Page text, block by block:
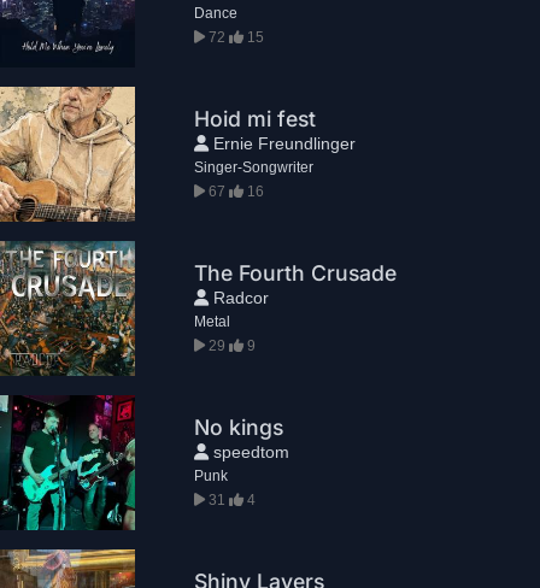
Dance
72
15
Hoid mi fest
Ernie Freundlinger
Singer-Songwriter
67
16
The Fourth Crusade
Radcor
Metal
29
9
No kings
speedtom
Punk
31
4
Shiny Layers